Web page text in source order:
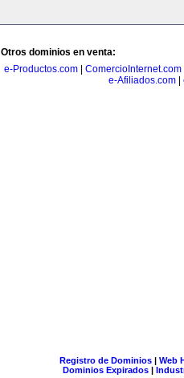
Otros dominios en venta:
e-Productos.com
ComercioInternet.com
e-Afiliados.com|
Registro de Dominios| Web
Dominios Expirados |